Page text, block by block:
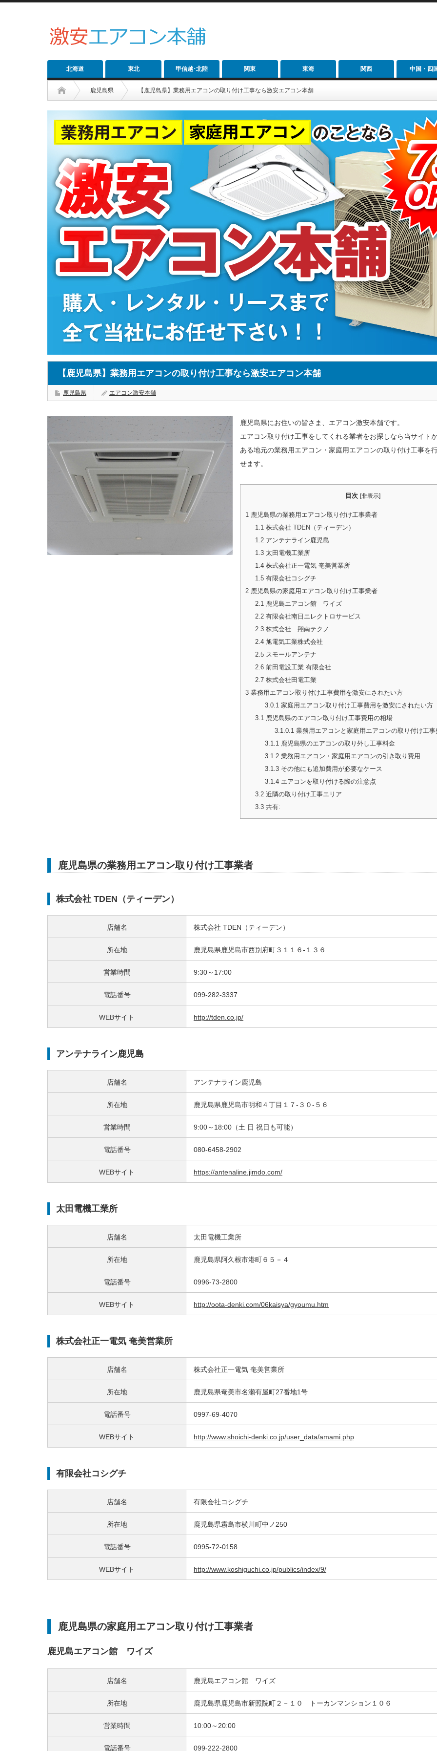
北海道 東北 甲信越･北陸 関東 東海 関西 中国・四
鹿児島県 【鹿児島県】業務用エアコンの取り付け工事なら激安エアコン本舗
【鹿児島県】業務用エアコンの取り付け工事なら激安エアコン本舗
鹿児島県 エアコン激安本舗
鹿児島県にお住いの皆さま、エアコン激安本舗です。
エアコン取り付け工事をしてくれる業者をお探しなら当サイト
ある地元の業務用エアコン・家庭用エアコンの取り付け工事を
せます。
目次 [非表示]
1 鹿児島県の業務用エアコン取り付け工事業者
1.1株式会社 TDEN（ティーデン）
1.2アンテナライン鹿児島
1.3太田電機工業所
1.4株式会社正一電気 奄美営業所
1.5有限会社コシグチ
2 鹿児島県の家庭用エアコン取り付け工事業者
2.1鹿児島エアコン館 ワイズ
2.2有限会社南日エレクトロサービス
2.3株式会社 翔南テクノ
2.4旭電気工業株式会社
2.5スモールアンテナ
2.6前田電設工業 有限会社
2.7株式会社田電工業
3 業務用エアコン取り付け工事費用を激安にされたい方
3.0.1家庭用エアコン取り付け工事費用を激安にされたい方
3.1鹿児島県のエアコン取り付け工事費用の相場
3.1.0.1業務用エアコンと家庭用エアコンの取り付け工
3.1.1鹿児島県のエアコンの取り外し工事料金
3.1.2業務用エアコン・家庭用エアコンの引き取り費用
3.1.3その他にも追加費用が必要なケース
3.1.4エアコンを取り付ける際の注意点
3.2近隣の取り付け工事エリア
3.3共有:
鹿児島県の業務用エアコン取り付け工事業者
株式会社 TDEN（ティーデン）
店舗名 株式会社 TDEN（ティーデン）
所在地 鹿児島県鹿児島市西別府町３１１６-１３６
営業時間 9:30～17:00
電話番号 099-282-3337
WEBサイト http://tden.co.jp/
アンテナライン鹿児島
店舗名 アンテナライン鹿児島
所在地 鹿児島県鹿児島市明和４丁目１７-３０-５６
営業時間 9:00～18:00（土 日 祝日も可能）
電話番号 080-6458-2902
WEBサイト https://antenaline.jimdo.com/
太田電機工業所
店舗名 太田電機工業所
所在地 鹿児島県阿久根市港町６５－４
電話番号 0996-73-2800
WEBサイト http://oota-denki.com/06kaisya/gyoumu.htm
株式会社正一電気 奄美営業所
店舗名 株式会社正一電気 奄美営業所
所在地 鹿児島県奄美市名瀬有屋町27番地1号
電話番号 0997-69-4070
WEBサイト http://www.shoichi-denki.co.jp/user_data/amami.php
有限会社コシグチ
店舗名 有限会社コシグチ
所在地 鹿児島県霧島市横川町中ノ250
電話番号 0995-72-0158
WEBサイト http://www.koshiguchi.co.jp/publics/index/9/
鹿児島県の家庭用エアコン取り付け工事業者
鹿児島エアコン館 ワイズ
店舗名 鹿児島エアコン館 ワイズ
所在地 鹿児島県鹿児島市新照院町２－１０ トーカンマンション１０６
営業時間 10:00～20:00
電話番号 099-222-2800